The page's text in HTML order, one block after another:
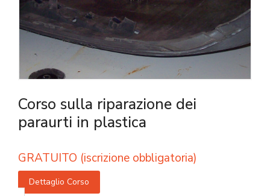
Corso sulla riparazione dei
paraurti in plastica
GRATUITO (iscrizione obbligatoria)
Dettaglio Corso